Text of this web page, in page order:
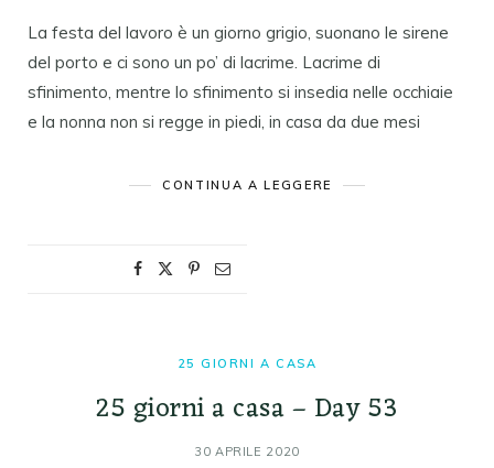
La festa del lavoro è un giorno grigio, suonano le sirene
del porto e ci sono un po’ di lacrime. Lacrime di
sfinimento, mentre lo sfinimento si insedia nelle occhiaie
e la nonna non si regge in piedi, in casa da due mesi
CONTINUA A LEGGERE
25 GIORNI A CASA
25 giorni a casa – Day 53
30 APRILE 2020